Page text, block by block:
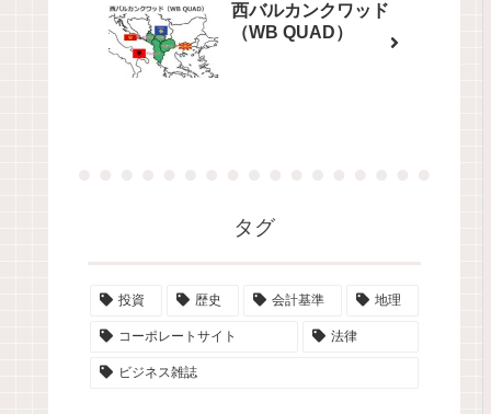
西バルカンクワッド
（WB QUAD）
タグ
投資 歴史 会計基準 地理
コーポレートサイト 法律
ビジネス雑誌